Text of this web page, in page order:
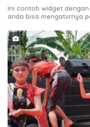
Ini contoh widget
anda bisa mengaturnya